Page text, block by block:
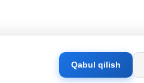
Qabul qilish